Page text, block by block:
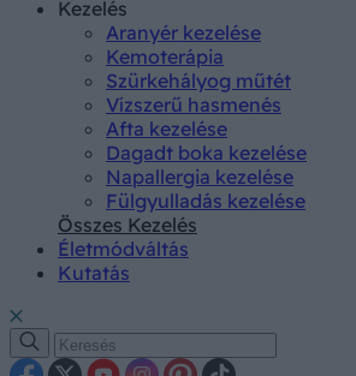
Kezelés
Aranyér kezelése
Kemoterápia
Szürkehályog műtét
Vízszerű hasmenés
Afta kezelése
Dagadt boka kezelése
Napallergia kezelése
Fülgyulladás kezelése
Összes Kezelés
Életmódváltás
Kutatás